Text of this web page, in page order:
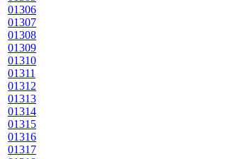
01306
01307
01308
01309
01310
01311
01312
01313
01314
01315
01316
01317